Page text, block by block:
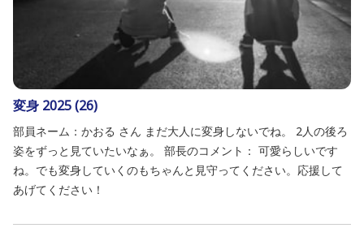
変身 2025 (26)
部員ネーム：かおる さん まだ大人に変身しないでね。 2人の後ろ
姿をずっと見ていたいなぁ。 部長のコメント： 可愛らしいです
ね。でも変身していくのもちゃんと見守ってください。応援して
あげてください！